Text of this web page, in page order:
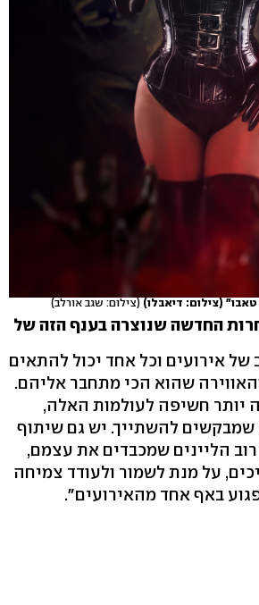
(צילום: דיאבלו) (צילום: שגב אורלב)
החדשה שנוצרה בענף הזה של
של אירועים וכל אחד יכול להתאים
שהוא הכי מתחבר אליהם.
יותר חשיפה לעולמות האלה,
שמבקשים להשתייך. יש גם שיתוף
הליינים שמכבדים את עצמם,
על מנת לשמור ולעודד צמיחה
באף אחד מהאירועים".